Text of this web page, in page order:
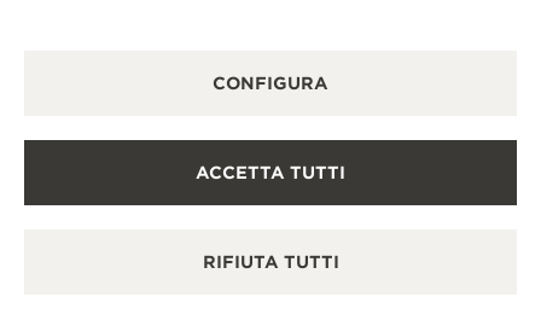
STAMPA
CONDIZIONI DI VENDITA
MODULO DI RECESSO
CONFIGURA
ACCETTA TUTTI
RIFIUTA TUTTI